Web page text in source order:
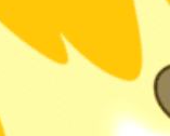
Concert Tour